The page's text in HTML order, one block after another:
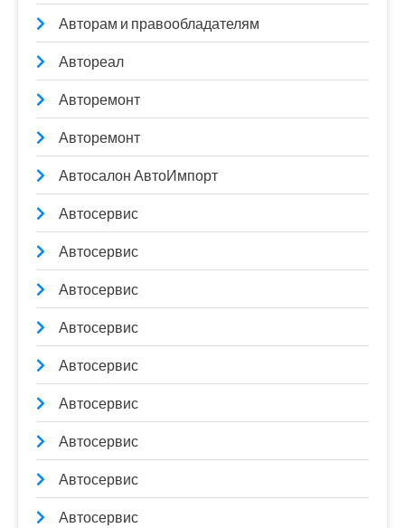
Авторам и правообладателям
Автореал
Авторемонт
Авторемонт
Автосалон АвтоИмпорт
Автосервис
Автосервис
Автосервис
Автосервис
Автосервис
Автосервис
Автосервис
Автосервис
Автосервис